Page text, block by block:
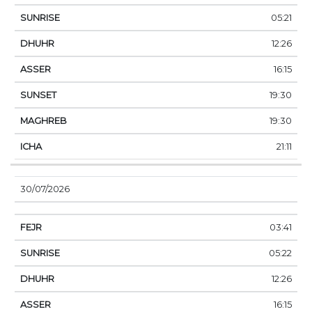
05:21
12:26
16:15
19:30
19:30
21:11
30/07/2026
03:41
05:22
12:26
16:15